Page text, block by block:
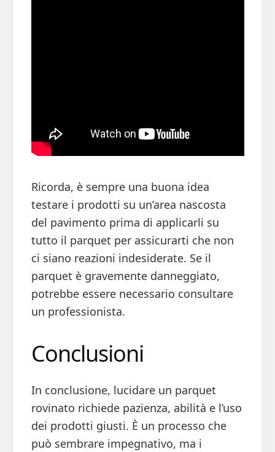
Ricorda, è sempre una buona idea
testare i prodotti su un’area nascosta
del pavimento prima di applicarli su
tutto il parquet per assicurarti che non
ci siano reazioni indesiderate. Se il
parquet è gravemente danneggiato,
potrebbe essere necessario consultare
un professionista.
Conclusioni
In conclusione, lucidare un parquet
rovinato richiede pazienza, abilità e l’uso
dei prodotti giusti. È un processo che
può sembrare impegnativo, ma i